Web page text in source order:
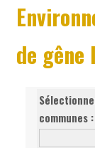
de gêne
communes :